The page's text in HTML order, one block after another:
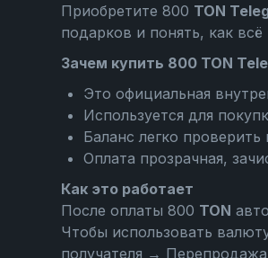
Приобретите 800 TON
подарков и понять, как всё
Зачем купить 800 TON
Это официальная
Используется для
Баланс легко
Оплата прозрачная,
Как это работает
После оплаты 800 TON
Чтобы использовать
получателя →